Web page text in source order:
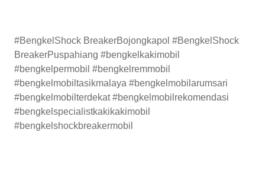
#BengkelShock BreakerBojongkapol #BengkelShock
BreakerPuspahiang #bengkelkakimobil
#bengkelpermobil #bengkelremmobil
#bengkelmobiltasikmalaya #bengkelmobilarumsari
#bengkelmobilterdekat #bengkelmobilrekomendasi
#bengkelspecialistkakikakimobil
#bengkelshockbreakermobil